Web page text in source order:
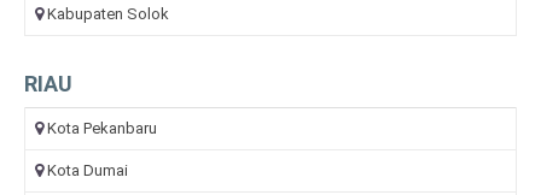
Kabupaten Solok
RIAU
Kota Pekanbaru
Kota Dumai